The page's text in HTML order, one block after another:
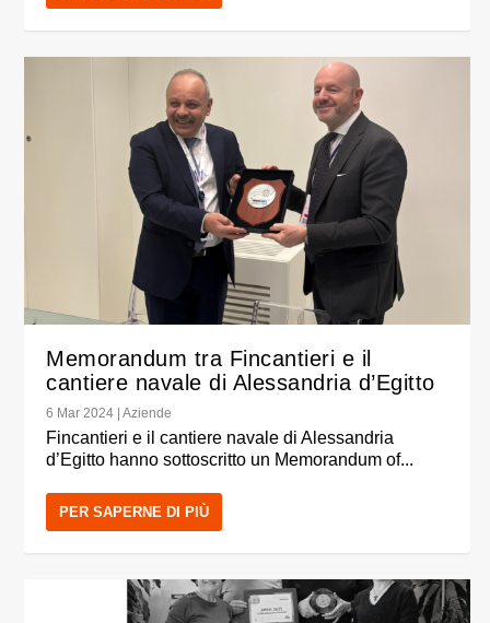
Memorandum tra Fincantieri e il
cantiere navale di Alessandria d’Egitto
6 Mar 2024 |Aziende
Fincantieri e il cantiere navale di Alessandria
d’Egitto hanno sottoscritto un Memorandum of...
PER SAPERNE DI PIÙ